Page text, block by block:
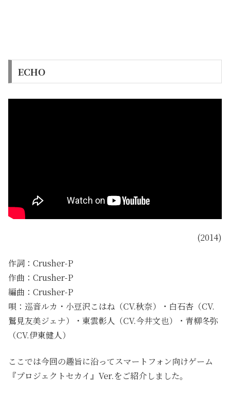
ECHO
(2014)
作詞：Crusher-P
作曲：Crusher-P
編曲：Crusher-P
唄：巡音ルカ・小豆沢こはね（CV.秋奈）・白石杏（CV.
鷲見友美ジェナ）・東雲彰人（CV.今井文也）・青柳冬弥
（CV.伊東健人）
ここでは今回の趣旨に沿ってスマートフォン向けゲーム
『プロジェクトセカイ』Ver.をご紹介しました。